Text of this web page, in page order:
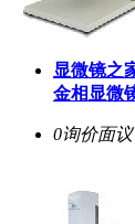
显微镜之
金相显微
0询价面议